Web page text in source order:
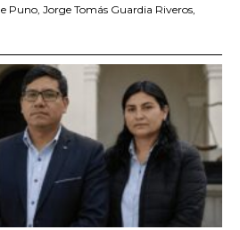
Puno, Jorge Tomás Guardia Riveros,